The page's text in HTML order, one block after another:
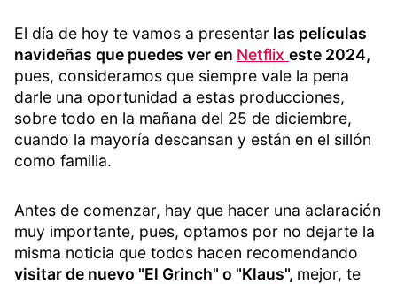
El día de hoy te vamos a presentar las películas
navideñas que puedes ver en Netflix este 2024,
pues, consideramos que siempre vale la pena
darle una oportunidad a estas producciones,
sobre todo en la mañana del 25 de diciembre,
cuando la mayoría descansan y están en el sillón
como familia.
Antes de comenzar, hay que hacer una aclaración
muy importante, pues, optamos por no dejarte la
misma noticia que todos hacen recomendando
visitar de nuevo "El Grinch" o "Klaus", mejor, te